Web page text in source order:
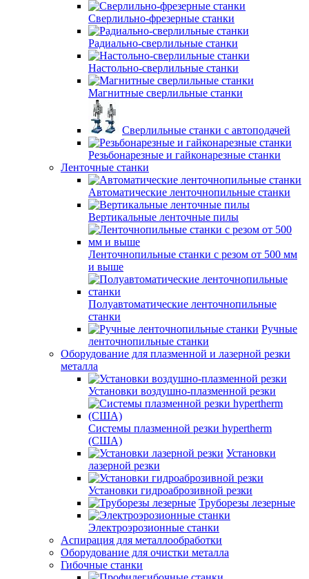
Сверлильно-фрезерные станки
Радиально-сверлильные станки
Настольно-сверлильные станки
Магнитные сверлильные станки
Сверлильные станки с автоподачей
Резьбонарезные и гайконарезные станки
Ленточные станки
Автоматические ленточнопильные станки
Вертикальные ленточные пилы
Ленточнопильные станки с резом от 500 мм
и выше
Полуавтоматические ленточнопильные
станки
Ручные
ленточнопильные станки
Оборудование для плазменной и лазерной резки
металла
Установки воздушно-плазменной резки
Системы плазменной резки hypertherm
(США)
Установки
лазерной резки
Установки гидроаброзивной резки
Труборезы лезерные
Электроэрозионные станки
Аспирация для металлообработки
Оборудование для очистки металла
Гибочные станки